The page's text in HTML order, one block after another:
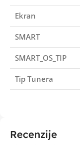
Ekran
SMART
SMART_OS_TIP
Tip Tunera
Recenzije